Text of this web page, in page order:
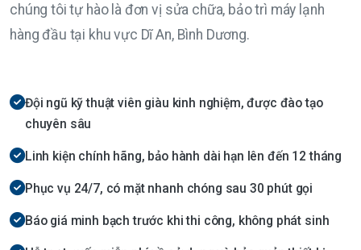
chúng tôi tự hào là đơn vị sửa chữa, bảo trì máy lạnh
hàng đầu tại khu vực Dĩ An, Bình Dương.
Đội ngũ kỹ thuật viên giàu kinh nghiệm, được đào tạo
chuyên sâu
Linh kiện chính hãng, bảo hành dài hạn lên đến 12 tháng
Phục vụ 24/7, có mặt nhanh chóng sau 30 phút gọi
Báo giá minh bạch trước khi thi công, không phát sinh